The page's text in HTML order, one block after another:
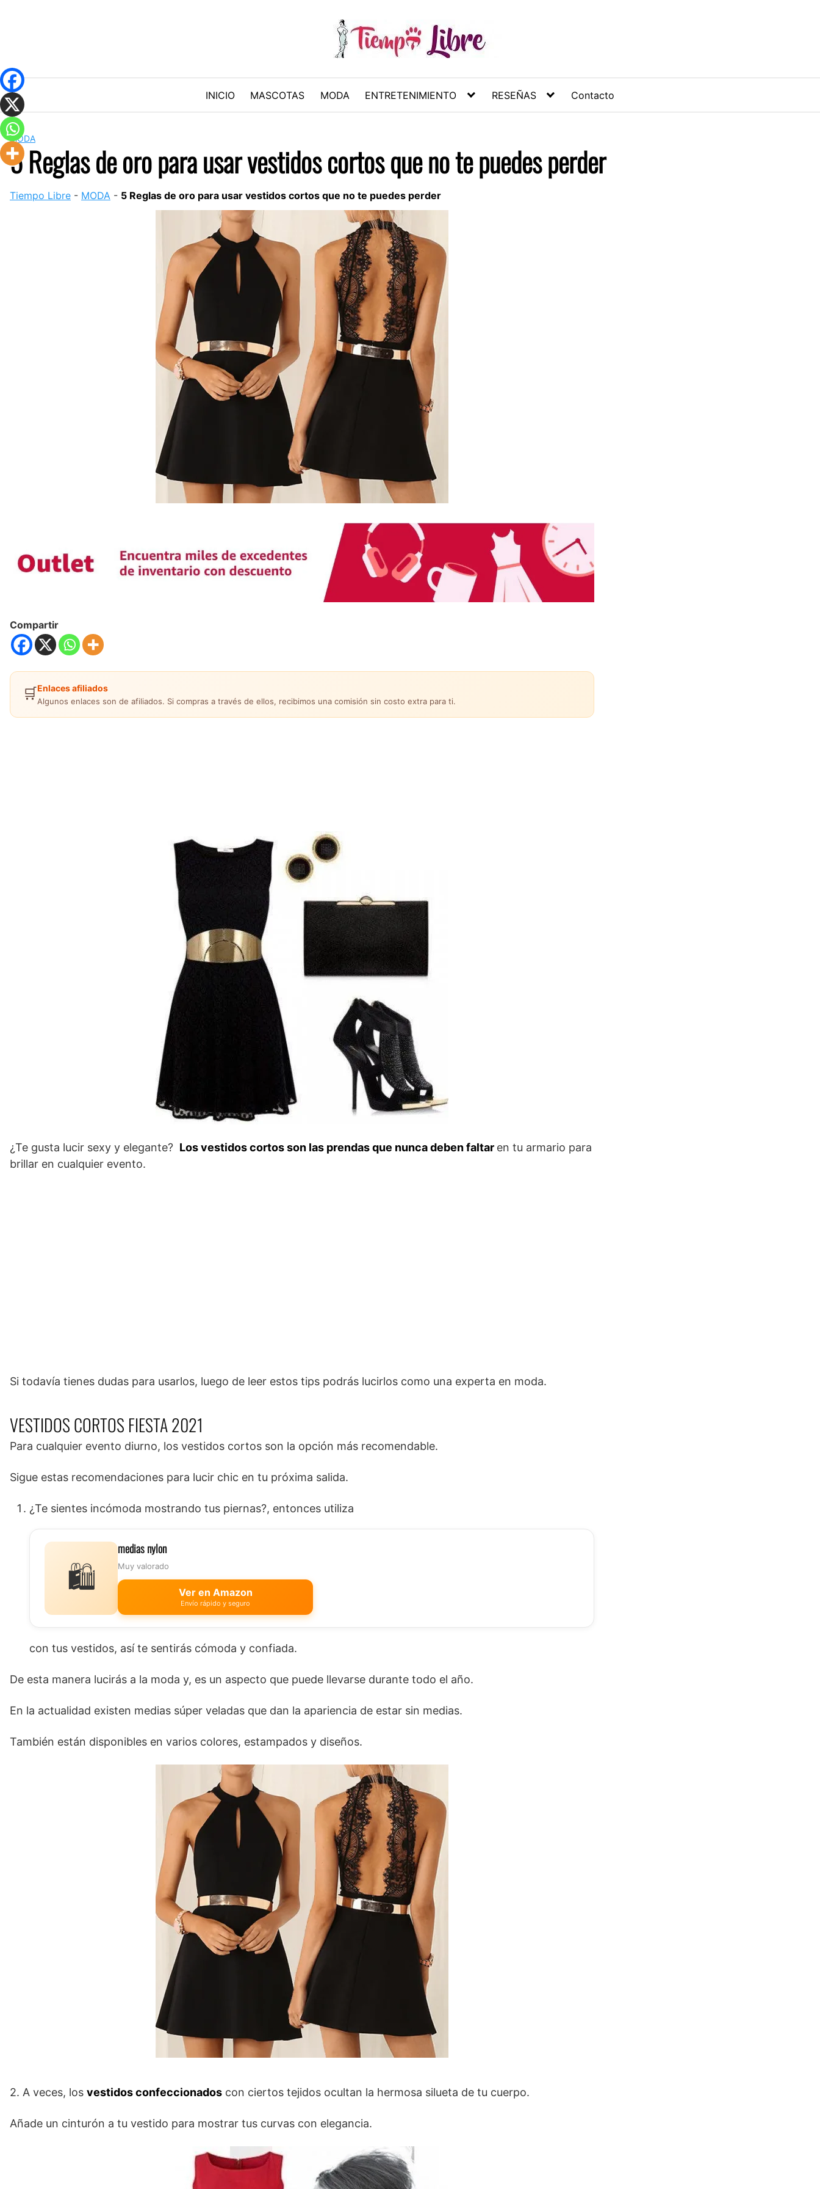
INICIO MASCOTAS MODA ENTRETENIMIENTO RESEÑAS Contacto
MODA
5 Reglas de oro para usar vestidos cortos que no te puedes perder
Tiempo Libre - MODA - 5 Reglas de oro para usar vestidos cortos que no te puedes perder
Compartir
🛒Enlaces afiliados
Algunos enlaces son de afiliados. Si compras a través de ellos, recibimos una comisión sin costo extra para ti.
¿Te gusta lucir sexy y elegante? Los vestidos cortos son las prendas que nunca deben faltar en tu armario para
brillar en cualquier evento.
Si todavía tienes dudas para usarlos, luego de leer estos tips podrás lucirlos como una experta en moda.
VESTIDOS CORTOS FIESTA 2021
Para cualquier evento diurno, los vestidos cortos son la opción más recomendable.
Sigue estas recomendaciones para lucir chic en tu próxima salida.
¿Te sientes incómoda mostrando tus piernas?, entonces utiliza
🛍️
medias nylon
Muy valorado
Ver en Amazon
Envío rápido y seguro
con tus vestidos, así te sentirás cómoda y confiada.
De esta manera lucirás a la moda y, es un aspecto que puede llevarse durante todo el año.
En la actualidad existen medias súper veladas que dan la apariencia de estar sin medias.
También están disponibles en varios colores, estampados y diseños.
2. A veces, los vestidos confeccionados con ciertos tejidos ocultan la hermosa silueta de tu cuerpo.
Añade un cinturón a tu vestido para mostrar tus curvas con elegancia.